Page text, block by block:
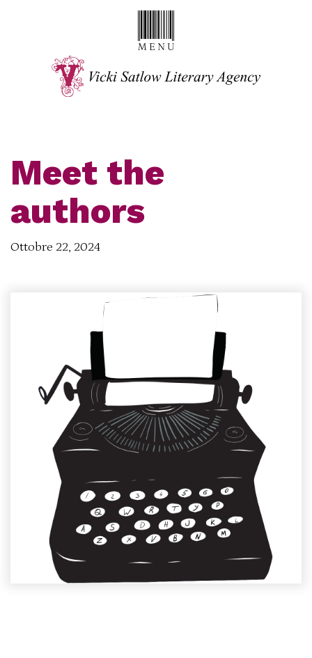
Meet the
authors
Ottobre 22, 2024